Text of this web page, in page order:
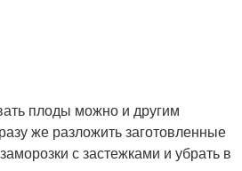
плоды можно и другим
же разложить заготовленные
с застежками и убрать в